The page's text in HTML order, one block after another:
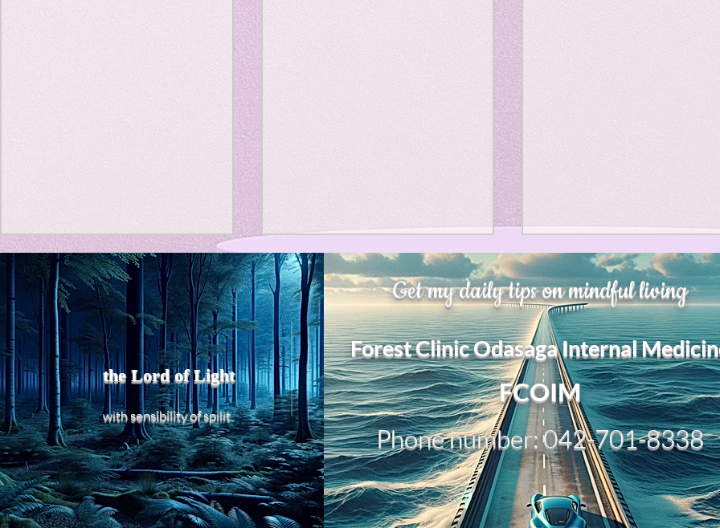
original
Favorite things: Movie
Favorite things: Songs
Personal religion
chatGPT
Favorite things: Movie
Literature
エンパシー
Travel Diary
ジョン・レノン
Favorite things: Song
政府の医療費削減政策の裏読
ここ数年、異常に、予防接種が
増えている。しかも高い。 超私
的に、原因を考察してみた。
1，製薬メーカーが、薬価の引き
下げで薬の開発より予防接種の
開発にシフト。 2，政府は自費
の予防施主の超早期認可するこ
とで、保険診療による疾病を減
少させ、 自費予防接種を促
進。自費ならば、疾病に対する
Title: Death Affirmation as
a Generator of Mental
Vitality
AbstractThis paper argues
that “death affirmation” is
fundamentally different from
the classical psychological
concept of “death
acceptance.” Death
acceptance tends to function
as an entropic leveling
甘い物好きの人が太らない
うにするために。お腹が膨
て、カロリーが少ないもの
は？。
甘い物好きの人が太らないよ
にするために。お腹が膨れて
カロリーが少ないものは？。
「甘い物好きが太らない」た
には、甘味を完全禁止するよ
り、“胃をふくらませる低カロ
ー素材”で先に満たすのが一番
実的です。🍐 お腹が膨れてカ
リーが少ないもの 1. 寒天ゼリ
ー・無糖ゼリー最強クラス。
the Lord of Light
withsensibility ofspilit
Get my daily tips on mindful living
Forest Clinic Odasaga Internal
​FCOIM
Phone number: 042-701-8338